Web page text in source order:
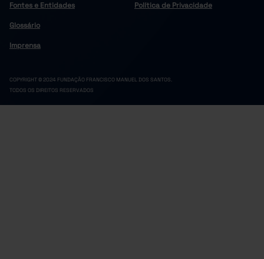
Fontes e Entidades
Glossário
Imprensa
Política de Privacidade
COPYRIGHT © 2024 FUNDAÇÃO FRANCISCO MANUEL DOS SANTOS.
TODOS OS DIREITOS RESERVADOS